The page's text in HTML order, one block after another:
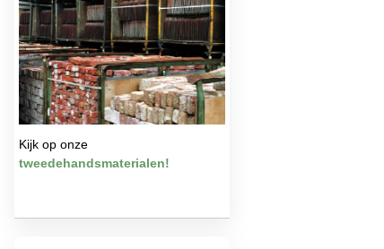
Kijk op onze
tweedehandsmaterialen!